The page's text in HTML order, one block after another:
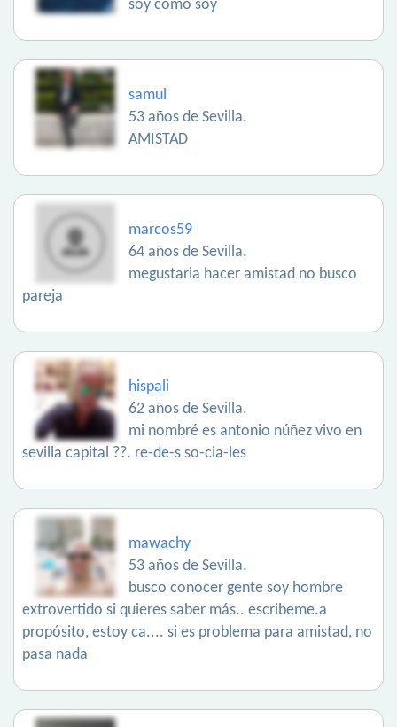
soy como soy
samul
53 años de Sevilla.
AMISTAD
marcos59
64 años de Sevilla.
megustaria hacer amistad no busco
pareja
hispali
62 años de Sevilla.
mi nombré es antonio núñez vivo en
sevilla capital ??. re-de-s so-cia-les
mawachy
53 años de Sevilla.
busco conocer gente soy hombre
extrovertido si quieres saber más.. escribeme.a
propósito, estoy ca.... si es problema para amistad, no
pasa nada